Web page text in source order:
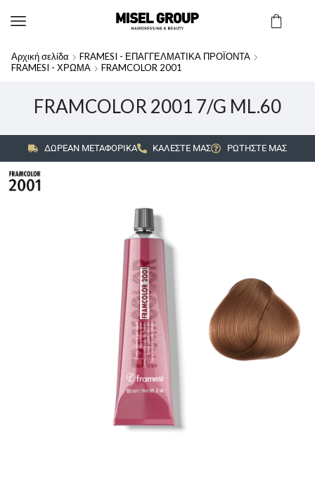
Αρχική σελίδα
FRAMESI - ΕΠΑΓΓΕΛΜΑΤΙΚΑ ΠΡΟΪΟΝΤΑ
FRAMESI - ΧΡΩΜΑ
FRAMCOLOR 2001
FRAMCOLOR 2001 7/G ML.60
ΔΩΡΕΑΝ ΜΕΤΑΦΟΡΙΚΑ ΚΑΛΕΣΤΕ ΜΑΣ ΡΩΤΗΣΤΕ ΜΑΣ